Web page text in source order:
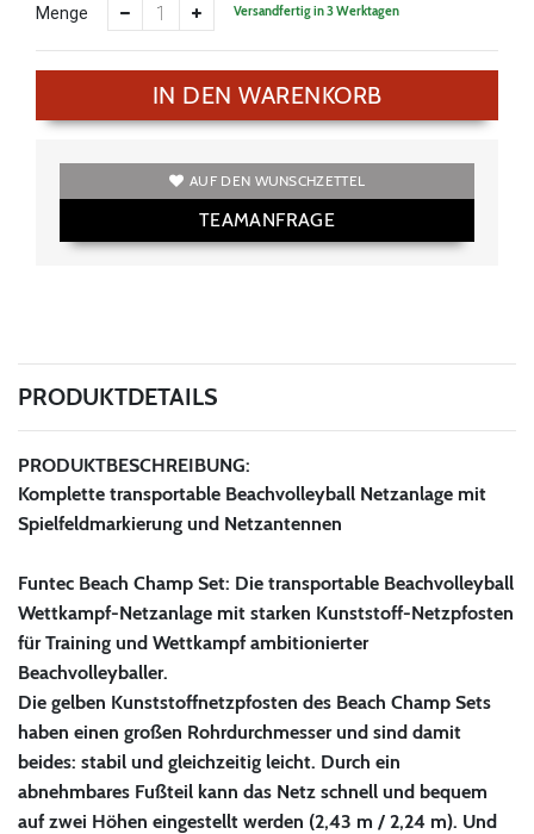
Menge Versandfertig in 3 Werktagen
IN DEN WARENKORB
AUF DEN WUNSCHZETTEL
TEAMANFRAGE
PRODUKTDETAILS
PRODUKTBESCHREIBUNG:
Komplette transportable Beachvolleyball Netzanlage mit
Spielfeldmarkierung und Netzantennen
Funtec Beach Champ Set: Die transportable Beachvolleyball
Wettkampf-Netzanlage mit starken Kunststoff-Netzpfosten
für Training und Wettkampf ambitionierter
Beachvolleyballer.
Die gelben Kunststoffnetzpfosten des Beach Champ Sets
haben einen großen Rohrdurchmesser und sind damit
beides: stabil und gleichzeitig leicht. Durch ein
abnehmbares Fußteil kann das Netz schnell und bequem
auf zwei Höhen eingestellt werden (2,43 m / 2,24 m). Und